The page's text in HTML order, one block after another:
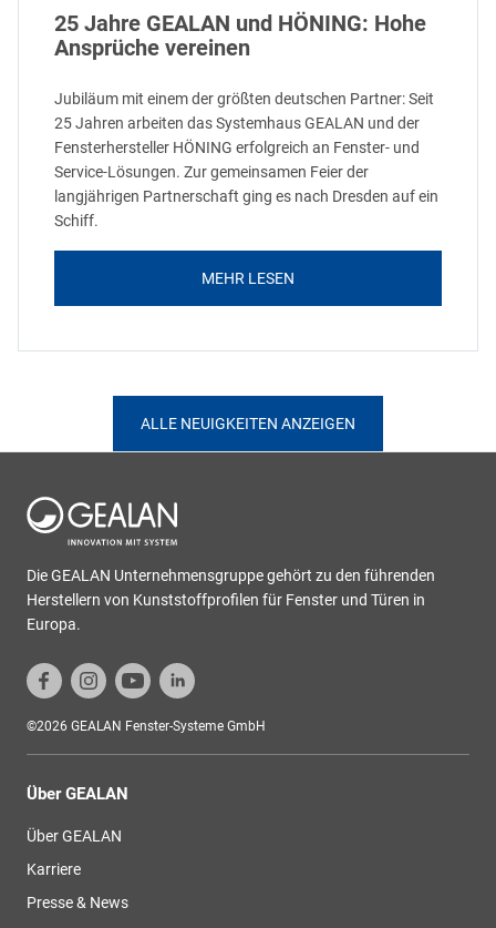
25 Jahre GEALAN und HÖNING: Hohe
Ansprüche vereinen
Jubiläum mit einem der größten deutschen Partner: Seit
25 Jahren arbeiten das Systemhaus GEALAN und der
Fensterhersteller HÖNING erfolgreich an Fenster- und
Service-Lösungen. Zur gemeinsamen Feier der
langjährigen Partnerschaft ging es nach Dresden auf ein
Schiff.
MEHR LESEN
ALLE NEUIGKEITEN ANZEIGEN
Die GEALAN Unternehmensgruppe gehört zu den führenden
Herstellern von Kunststoffprofilen für Fenster und Türen in
Europa.
©2026 GEALAN Fenster-Systeme GmbH
Über GEALAN
Über GEALAN
Karriere
Presse & News